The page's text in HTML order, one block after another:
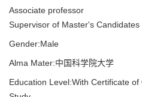
Associate professor
Supervisor of Master's Candidates
Gender:Male
Alma Mater:中国科学院大学
Education Level:With Certificate